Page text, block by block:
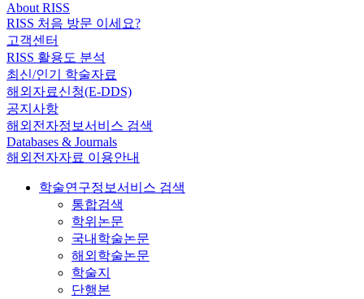
About RISS
RISS 처음 방문 이세요?
고객센터
RISS 활용도 분석
최신/인기 학술자료
해외자료신청(E-DDS)
공지사항
해외전자정보서비스 검색
Databases & Journals
해외전자자료 이용안내
학술연구정보서비스 검색
통합검색
학위논문
국내학술논문
해외학술논문
학술지
단행본